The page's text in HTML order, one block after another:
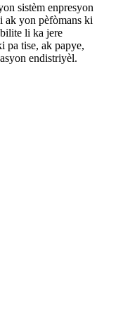
sistèm enpresyon
ak yon pèfòmans ki
li ka jere
pa tise, ak papye,
endistriyèl.